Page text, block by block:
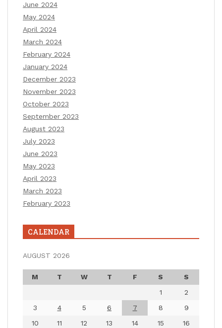
June 2024
May 2024
April 2024
March 2024
February 2024
January 2024
December 2023
November 2023
October 2023
September 2023
August 2023
July 2023
June 2023
May 2023
April 2023
March 2023
February 2023
CALENDAR
AUGUST 2026
M T W T F S
S
1
2
3
4 5 6 7 8
9
10
11 12 13 14 15
16